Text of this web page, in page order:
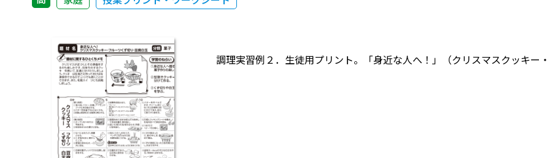
調理実習例２．生徒用プリント。「身近な人へ！」（クリスマスクッキー